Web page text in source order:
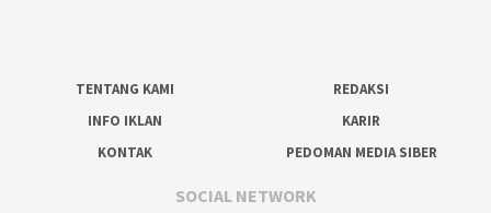
TENTANG KAMI
REDAKSI
INFO IKLAN
KARIR
KONTAK
PEDOMAN MEDIA SIBER
SOCIAL NETWORK